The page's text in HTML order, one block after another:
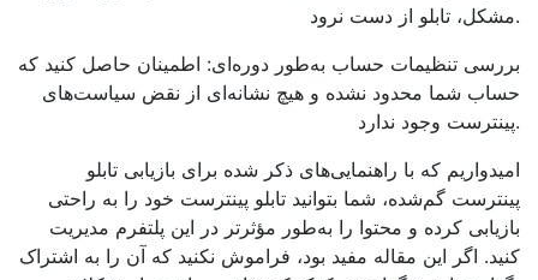
مشکل، تابلو از دست نرود.
بررسی تنظیمات حساب به‌طور دوره‌ای: اطمینان حاصل کنید که
حساب شما محدود نشده و هیچ نشانه‌ای از نقض سیاست‌های
پینترست وجود ندارد.
امیدواریم که با راهنمایی‌های ذکر شده برای بازیابی تابلو
پینترست گم‌شده، شما بتوانید تابلو پینترست خود را به راحتی
بازیابی کرده و محتوا را به‌طور مؤثرتر در این پلتفرم مدیریت
کنید. اگر این مقاله مفید بود، فراموش نکنید که آن را به اشتراک